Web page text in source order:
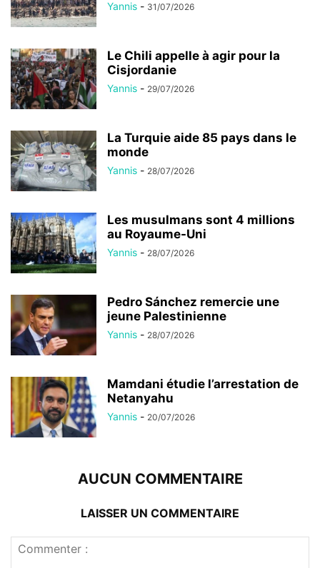
Yannis - 31/07/2026
Le Chili appelle à agir pour la
Cisjordanie
Yannis - 29/07/2026
La Turquie aide 85 pays dans le
monde
Yannis - 28/07/2026
Les musulmans sont 4 millions
au Royaume-Uni
Yannis - 28/07/2026
Pedro Sánchez remercie une
jeune Palestinienne
Yannis - 28/07/2026
Mamdani étudie l’arrestation de
Netanyahu
Yannis - 20/07/2026
AUCUN COMMENTAIRE
LAISSER UN COMMENTAIRE